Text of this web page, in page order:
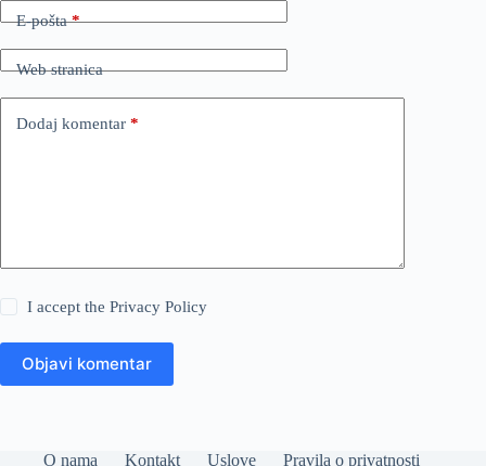
E-pošta*
Web stranica
Dodaj komentar *
I accept thePrivacy Policy
Objavi komentar
O nama Kontakt Uslove Pravila o privatnosti